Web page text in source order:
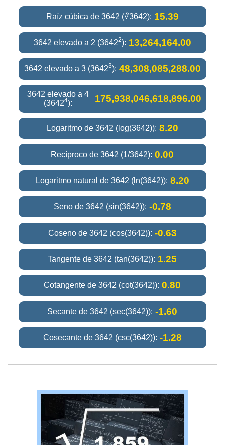
Raíz cúbica de 3642 (∛3642): 15.39
3642 elevado a 2 (36422): 13,264,164.00
3642 elevado a 3 (36423): 48,308,085,288.00
3642 elevado a 4
(36424): 175,938,046,618,896.00
Logaritmo de 3642 (log(3642)): 8.20
Recíproco de 3642 (1/3642): 0.00
Logaritmo natural de 3642 (ln(3642)): 8.20
Seno de 3642 (sin(3642)): -0.78
Coseno de 3642 (cos(3642)): -0.63
Tangente de 3642 (tan(3642)): 1.25
Cotangente de 3642 (cot(3642)): 0.80
Secante de 3642 (sec(3642)): -1.60
Cosecante de 3642 (csc(3642)): -1.28